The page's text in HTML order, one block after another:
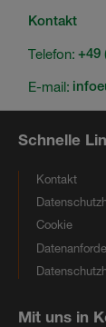
Kontakt
Telefon: +49
E-mail:
Schnelle
Kontakt
Cookie
Mit uns in